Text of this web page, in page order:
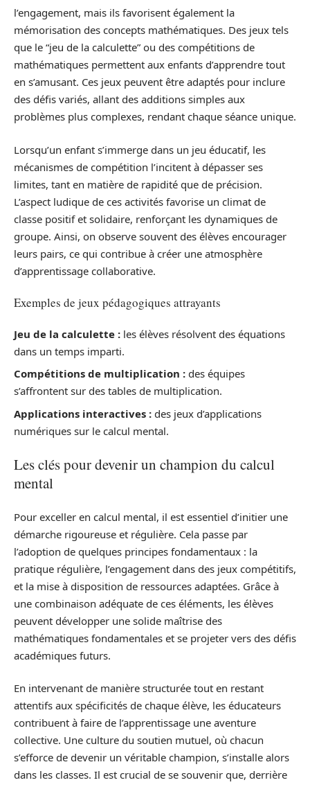
l’engagement, mais ils favorisent également la
mémorisation des concepts mathématiques. Des jeux tels
que le “jeu de la calculette” ou des compétitions de
mathématiques permettent aux enfants d’apprendre tout
en s’amusant. Ces jeux peuvent être adaptés pour inclure
des défis variés, allant des additions simples aux
problèmes plus complexes, rendant chaque séance unique.
Lorsqu’un enfant s’immerge dans un jeu éducatif, les
mécanismes de compétition l’incitent à dépasser ses
limites, tant en matière de rapidité que de précision.
L’aspect ludique de ces activités favorise un climat de
classe positif et solidaire, renforçant les dynamiques de
groupe. Ainsi, on observe souvent des élèves encourager
leurs pairs, ce qui contribue à créer une atmosphère
d’apprentissage collaborative.
Exemples de jeux pédagogiques attrayants
Jeu de la calculette : les élèves résolvent des équations
dans un temps imparti.
Compétitions de multiplication : des équipes
s’affrontent sur des tables de multiplication.
Applications interactives : des jeux d’applications
numériques sur le calcul mental.
Les clés pour devenir un champion du calcul
mental
Pour exceller en calcul mental, il est essentiel d’initier une
démarche rigoureuse et régulière. Cela passe par
l’adoption de quelques principes fondamentaux : la
pratique régulière, l’engagement dans des jeux compétitifs,
et la mise à disposition de ressources adaptées. Grâce à
une combinaison adéquate de ces éléments, les élèves
peuvent développer une solide maîtrise des
mathématiques fondamentales et se projeter vers des défis
académiques futurs.
En intervenant de manière structurée tout en restant
attentifs aux spécificités de chaque élève, les éducateurs
contribuent à faire de l’apprentissage une aventure
collective. Une culture du soutien mutuel, où chacun
s’efforce de devenir un véritable champion, s’installe alors
dans les classes. Il est crucial de se souvenir que, derrière